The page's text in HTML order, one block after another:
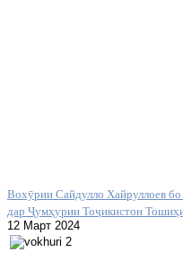
Вохӯрии Сайдулло Хайруллоев
дар Ҷумҳурии Тоҷикистон
12 Март 2024